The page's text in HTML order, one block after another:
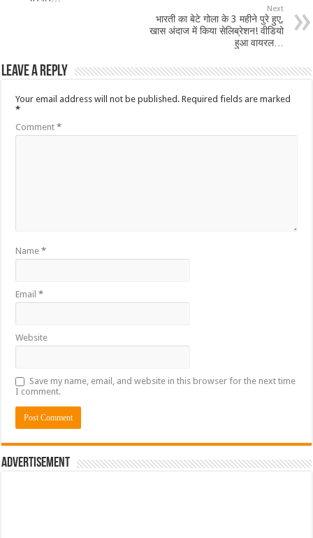
Next
भारती का बेटे गोला के 3 महीने पुरे हुए,
खास अंदाज में किया सेलिब्रेशन! वीडियो
हुआ वायरल…
Leave a Reply
Your email address will not be published. Required fields are marked
*
Comment*
Name*
Email*
Website
Save my name, email, and website in this browser for the next time
I comment.
Advertisement